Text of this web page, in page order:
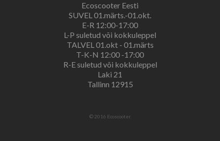
Ecoscooter Eesti
SUVEL 01.märts.-01.okt.
E-R 12:00-17:00
L-P suletud või kokkuleppel
TALVEL 01.okt - 01.märts
T-K-N 12:00 -17:00
R-E suletud või kokkuleppel
Laki 21
Tallinn 12915
© 2016 Ecoscooter.